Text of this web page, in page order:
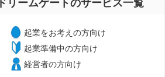
ドリームゲートのサービス一覧
起業をお考えの方向け
起業準備中の方向け
経営者の方向け